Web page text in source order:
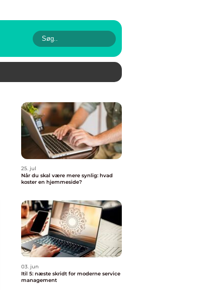
25. jul
Når du skal være mere synlig: hvad
koster en hjemmeside?
03. jun
Itil 5: næste skridt for moderne service
management